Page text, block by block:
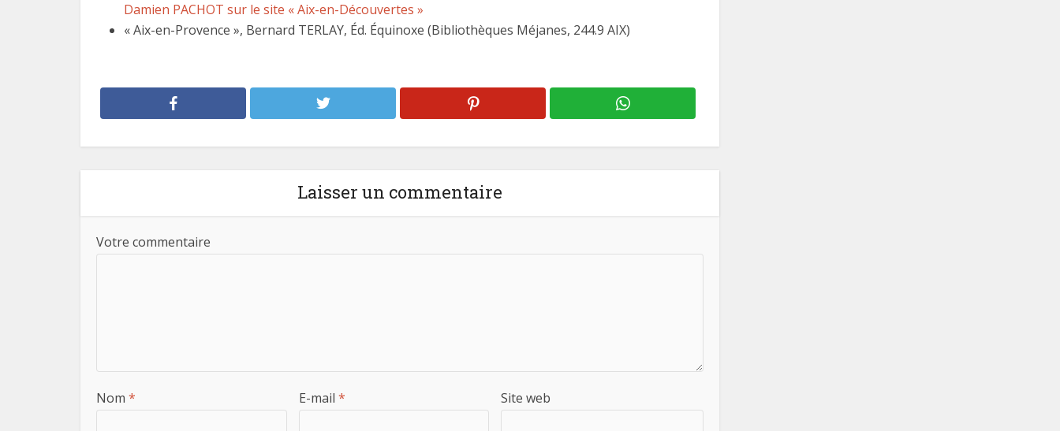
Damien PACHOT sur le site « Aix-en-Découvertes »
« Aix-en-Provence », Bernard TERLAY, Éd. Équinoxe (Bibliothèques Méjanes, 244.9 AIX)
Laisser un commentaire
Votre commentaire
Nom * E-mail * Site web